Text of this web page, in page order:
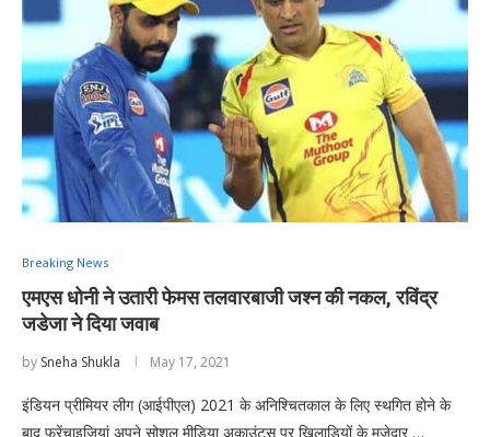
Breaking News
एमएस धोनी ने उतारी फेमस तलवारबाजी जश्न की नकल, रविंद्र
जडेजा ने दिया जवाब
by Sneha Shukla May 17, 2021
इंडियन प्रीमियर लीग (आईपीएल) 2021 के अनिश्चितकाल के लिए स्थगित होने के
बाद फ्रेंचाइजियां अपने सोशल मीडिया अकाउंट्स पर खिलाड़ियों के मजेदार …